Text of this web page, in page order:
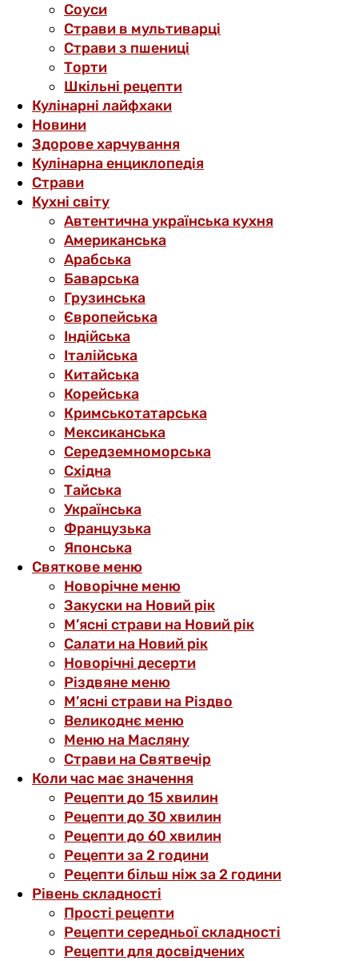
Соуси
Страви в мультиварці
Страви з пшениці
Торти
Шкільні рецепти
Кулінарні лайфхаки
Новини
Здорове харчування
Кулінарна енциклопедія
Страви
Кухні світу
Автентична українська кухня
Американська
Арабська
Баварська
Грузинська
Європейська
Індійська
Італійська
Китайська
Корейська
Кримськотатарська
Мексиканська
Середземноморська
Східна
Тайська
Українська
Французька
Японська
Святкове меню
Новорічне меню
Закуски на Новий рік
М’ясні страви на Новий рік
Салати на Новий рік
Новорічні десерти
Різдвяне меню
М’ясні страви на Різдво
Великоднє меню
Меню на Масляну
Страви на Святвечір
Коли час має значення
Рецепти до 15 хвилин
Рецепти до 30 хвилин
Рецепти до 60 хвилин
Рецепти за 2 години
Рецепти більш ніж за 2 години
Рівень складності
Прості рецепти
Рецепти середньої складності
Рецепти для досвідчених